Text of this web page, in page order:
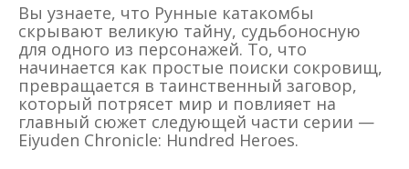
Вы узнаете, что Рунные катакомбы
скрывают великую тайну, судьбоносную
для одного из персонажей. То, что
начинается как простые поиски сокровищ,
превращается в таинственный заговор,
который потрясет мир и повлияет на
главный сюжет следующей части серии —
Eiyuden Chronicle: Hundred Heroes.